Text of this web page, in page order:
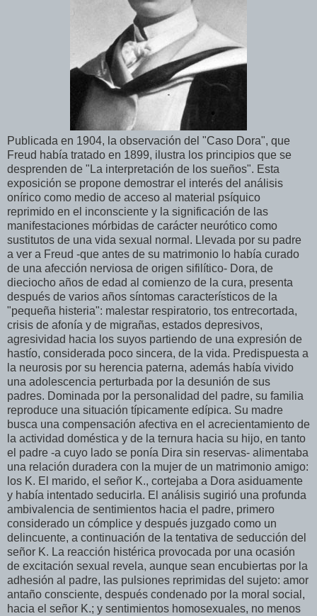
Publicada en 1904, la observación del "Caso Dora", que
Freud había tratado en 1899, ilustra los principios que se
desprenden de "La interpretación de los sueños". Esta
exposición se propone demostrar el interés del análisis
onírico como medio de acceso al material psíquico
reprimido en el inconsciente y la significación de las
manifestaciones mórbidas de carácter neurótico como
sustitutos de una vida sexual normal. Llevada por su padre
a ver a Freud -que antes de su matrimonio lo había curado
de una afección nerviosa de origen sifilítico- Dora, de
dieciocho años de edad al comienzo de la cura, presenta
después de varios años síntomas característicos de la
"pequeña histeria": malestar respiratorio, tos entrecortada,
crisis de afonía y de migrañas, estados depresivos,
agresividad hacia los suyos partiendo de una expresión de
hastío, considerada poco sincera, de la vida. Predispuesta a
la neurosis por su herencia paterna, además había vivido
una adolescencia perturbada por la desunión de sus
padres. Dominada por la personalidad del padre, su familia
reproduce una situación típicamente edípica. Su madre
busca una compensación afectiva en el acrecientamiento de
la actividad doméstica y de la ternura hacia su hijo, en tanto
el padre -a cuyo lado se ponía Dira sin reservas- alimentaba
una relación duradera con la mujer de un matrimonio amigo:
los K. El marido, el señor K., cortejaba a Dora asiduamente
y había intentado seducirla. El análisis sugirió una profunda
ambivalencia de sentimientos hacia el padre, primero
considerado un cómplice y después juzgado como un
delincuente, a continuación de la tentativa de seducción del
señor K. La reacción histérica provocada por una ocasión
de excitación sexual revela, aunque sean encubiertas por la
adhesión al padre, las pulsiones reprimidas del sujeto: amor
antaño consciente, después condenado por la moral social,
hacia el señor K.; y sentimientos homosexuales, no menos